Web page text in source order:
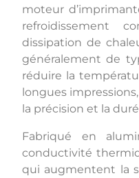
moteur
refroidissement
dissipation de
généralement de
réduire la
longues
la précision et la
Fabriqué en
conductivité
qui augmentent la